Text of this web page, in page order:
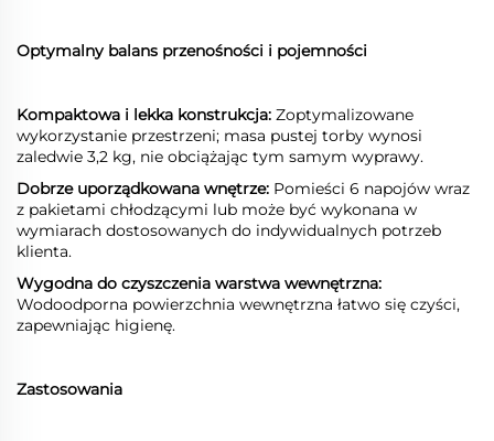
Optymalny balans przenośności i pojemności
Kompaktowa i lekka konstrukcja: Zoptymalizowane
wykorzystanie przestrzeni; masa pustej torby wynosi
zaledwie 3,2 kg, nie obciążając tym samym wyprawy.
Dobrze uporządkowana wnętrze: Pomieści 6 napojów wraz
z pakietami chłodzącymi lub może być wykonana w
wymiarach dostosowanych do indywidualnych potrzeb
klienta.
Wygodna do czyszczenia warstwa wewnętrzna:
Wodoodporna powierzchnia wewnętrzna łatwo się czyści,
zapewniając higienę.
Zastosowania